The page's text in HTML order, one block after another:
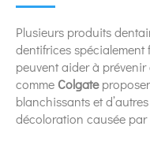
Plusieurs produits
dentifrices spécialement
peuvent aider à
comme Colgate
blanchissants et
décoloration causée par